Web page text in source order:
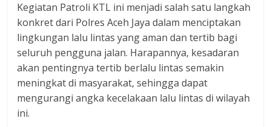
Kegiatan Patroli KTL ini menjadi salah satu langkah
konkret dari Polres Aceh Jaya dalam menciptakan
lingkungan lalu lintas yang aman dan tertib bagi
seluruh pengguna jalan. Harapannya, kesadaran
akan pentingnya tertib berlalu lintas semakin
meningkat di masyarakat, sehingga dapat
mengurangi angka kecelakaan lalu lintas di wilayah
ini.